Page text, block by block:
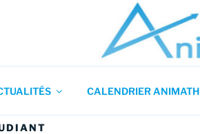
en Mathématiques
CALENDRIER ANIMATH